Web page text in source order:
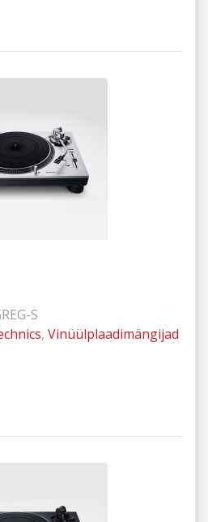
S
, Vinüülplaadimängijad